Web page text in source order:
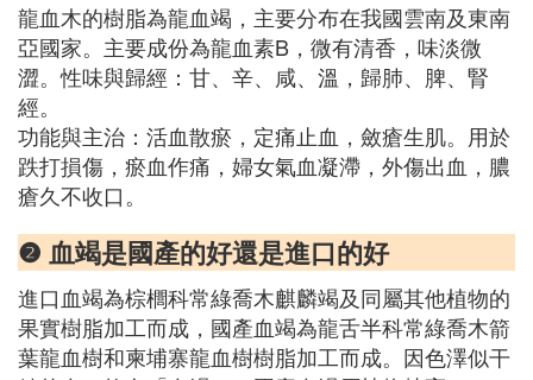
龍血木的樹脂為龍血竭，主要分布在我國雲南及東南
亞國家。主要成份為龍血素B，微有清香，味淡微
澀。性味與歸經：甘、辛、咸、溫，歸肺、脾、腎
經。
功能與主治：活血散瘀，定痛止血，斂瘡生肌。用於
跌打損傷，瘀血作痛，婦女氣血凝滯，外傷出血，膿
瘡久不收口。
❷ 血竭是國產的好還是進口的好
進口血竭為棕櫚科常綠喬木麒麟竭及同屬其他植物的
果實樹脂加工而成，國產血竭為龍舌半科常綠喬木箭
葉龍血樹和柬埔寨龍血樹樹脂加工而成。因色澤似干